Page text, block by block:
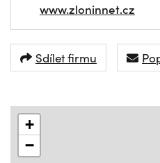
www.zloninnet.cz
Sdílet firmu
+
−